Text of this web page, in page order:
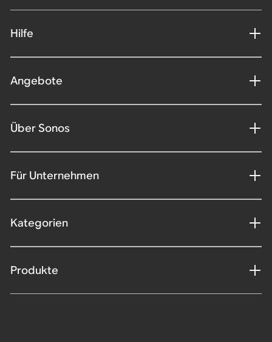
Hilfe
Angebote
Über Sonos
Für Unternehmen
Kategorien
Produkte